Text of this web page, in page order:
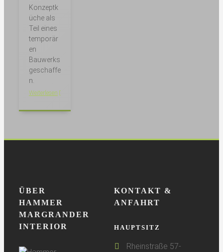
Konzeptk
üche als
Teil eines
temporär
en
Bauwerks
geschaffe
n.
Weiterlesen
ÜBER
HAMMER
MARGRANDER
INTERIOR
KONTAKT &
ANFAHRT
HAUPTSITZ
Rheinstraße 57-